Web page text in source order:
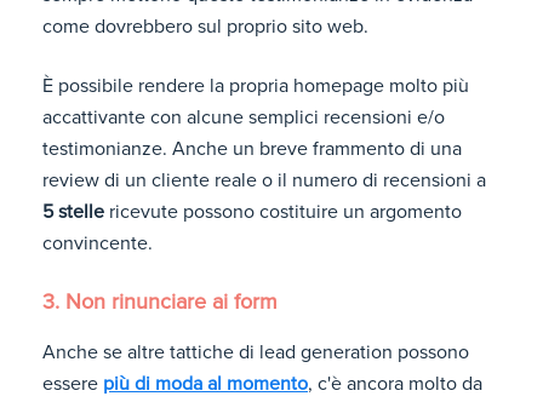
come dovrebbero sul proprio sito web.
È possibile rendere la propria homepage molto più
accattivante con alcune semplici recensioni e/o
testimonianze. Anche un breve frammento di una
review di un cliente reale o il numero di recensioni a
5 stelle ricevute possono costituire un argomento
convincente.
3. Non rinunciare ai form
Anche se altre tattiche di lead generation possono
essere più di moda al momento, c'è ancora molto da